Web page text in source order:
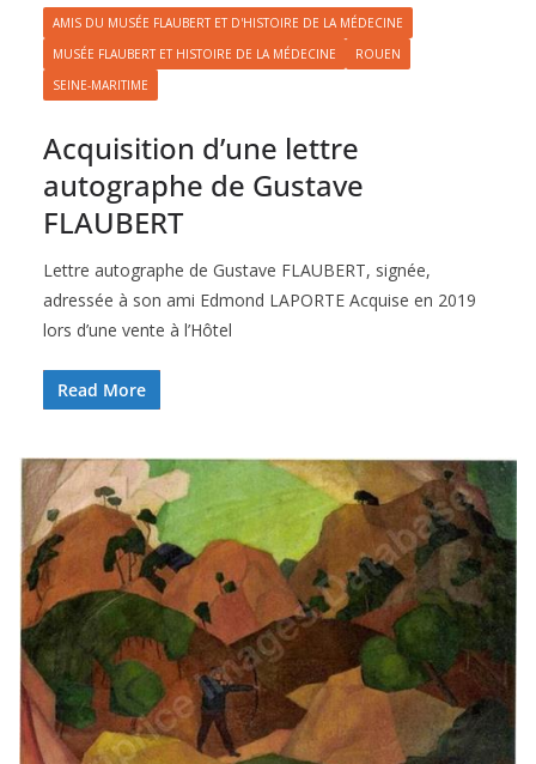
AMIS DU MUSÉE FLAUBERT ET D'HISTOIRE DE LA MÉDECINE
MUSÉE FLAUBERT ET HISTOIRE DE LA MÉDECINE
ROUEN
SEINE-MARITIME
Acquisition d’une lettre
autographe de Gustave
FLAUBERT
Lettre autographe de Gustave FLAUBERT, signée,
adressée à son ami Edmond LAPORTE Acquise en 2019
lors d’une vente à l’Hôtel
Read More